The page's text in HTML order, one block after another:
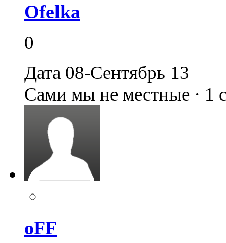
Ofelka
0
Дата 08-Сентябрь 13
Сами мы не местные · 1
oFF